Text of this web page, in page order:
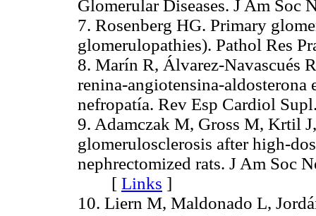
Glomerular Diseases. J Am
7. Rosenberg HG. Primary
glomerulopathies). Pathol
8. Marín R, Álvarez-Navascués
renina-angiotensina-aldosterona
nefropatía. Rev Esp Cardiol
9. Adamczak M, Gross M, Krtil
glomerulosclerosis after high-
nephrectomized rats. J Am Soc
[ Links ]
10. Liern M, Maldonado L,